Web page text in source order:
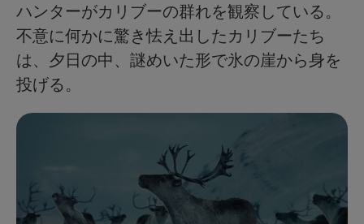
ハンターがカリブーの群れを観察している。
不意に何かに驚き怯え出したカリブーたち
は、夕日の中、謎めいた形で氷の崖から身を
投げる。